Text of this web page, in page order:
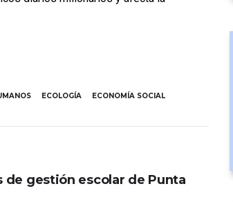
ECOLOGÍA
ECONOMÍA SOCIAL
gestión escolar de Punta